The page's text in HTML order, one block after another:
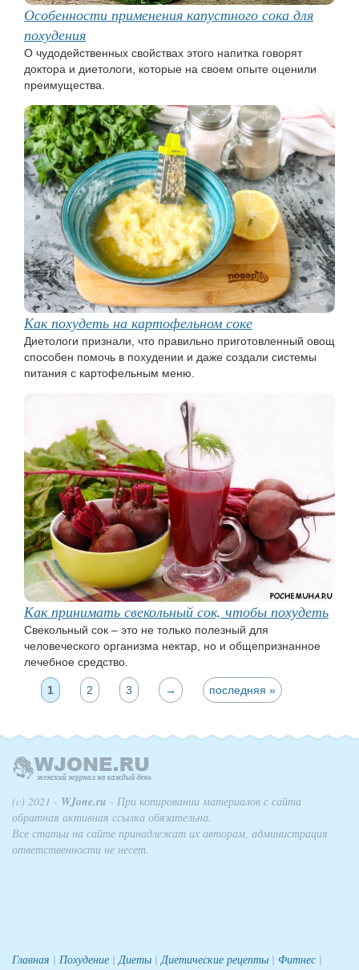
Особенности применения капустного сока для
похудения
О чудодейственных свойствах этого напитка говорят
доктора и диетологи, которые на своем опыте оценили
преимущества.
Как похудеть на картофельном соке
Диетологи признали, что правильно приготовленный овощ
способен помочь в похудении и даже создали системы
питания с картофельным меню.
Как принимать свекольный сок, чтобы похудеть
Свекольный сок – это не только полезный для
человеческого организма нектар, но и общепризнанное
лечебное средство.
1 2 3 → последняя »
(c) 2021 - WJone.ru - При копировании материалов с сайта
обратная активная ссылка обязательна.
Все статьи на сайте принадлежат их авторам, администрация
ответственности не несет.
Главная | Похудение | Диеты | Диетические рецепты | Фитнес |